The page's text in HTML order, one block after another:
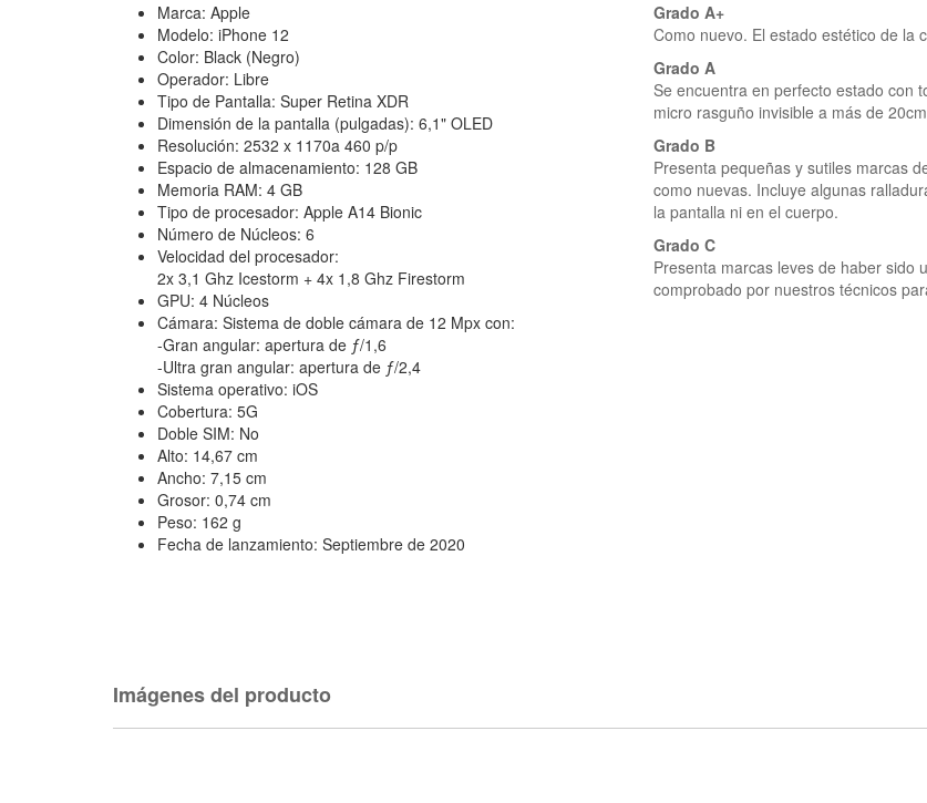
Marca: Apple
Modelo: iPhone 12
Color: Black (Negro)
Operador: Libre
Tipo de Pantalla: Super Retina XDR
Dimensión de la pantalla (pulgadas): 6,1" OLED
Resolución: 2532 x 1170a 460 p/p
Espacio de almacenamiento: 128 GB
Memoria RAM: 4 GB
Tipo de procesador: Apple A14 Bionic
Número de Núcleos: 6
Velocidad del procesador:
2x 3,1 Ghz Icestorm + 4x 1,8 Ghz Firestorm
GPU: 4 Núcleos
Cámara: Sistema de doble cámara de 12 Mpx con:
-Gran angular: apertura de ƒ/1,6
-Ultra gran angular: apertura de ƒ/2,4
Sistema operativo: iOS
Cobertura: 5G
Doble SIM: No
Alto: 14,67 cm
Ancho: 7,15 cm
Grosor: 0,74 cm
Peso: 162 g
Fecha de lanzamiento: Septiembre de 2020
Grado A+
Como nuevo. El estado estético de la
Grado A
Se encuentra en perfecto estado con
micro rasguño invisible a más de
Grado B
Presenta pequeñas y sutiles marcas
como nuevas. Incluye algunas
la pantalla ni en el cuerpo.
Grado C
Presenta marcas leves de haber sido
comprobado por nuestros técnicos
Imágenesdel producto